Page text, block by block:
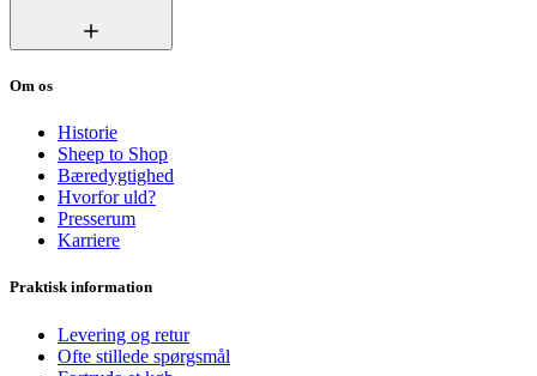
Om os
Historie
Sheep to Shop
Bæredygtighed
Hvorfor uld?
Presserum
Karriere
Praktisk information
Levering og retur
Ofte stillede spørgsmål